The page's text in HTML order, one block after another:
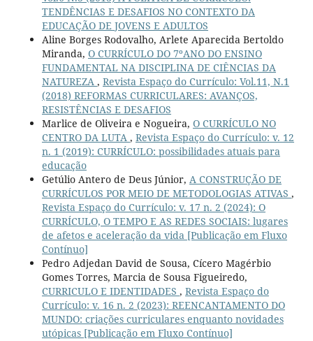
TENDÊNCIAS E DESAFIOS NO CONTEXTO DA
EDUCAÇÃO DE JOVENS E ADULTOS
Aline Borges Rodovalho, Arlete Aparecida Bertoldo
Miranda, O CURRÍCULO DO 7ºANO DO ENSINO
FUNDAMENTAL NA DISCIPLINA DE CIÊNCIAS DA
NATUREZA , Revista Espaço do Currículo: Vol.11, N.1
(2018) REFORMAS CURRICULARES: AVANÇOS,
RESISTÊNCIAS E DESAFIOS
Marlice de Oliveira e Nogueira, O CURRÍCULO NO
CENTRO DA LUTA , Revista Espaço do Currículo: v. 12
n. 1 (2019): CURRÍCULO: possibilidades atuais para
educação
Getúlio Antero de Deus Júnior, A CONSTRUÇÃO DE
CURRÍCULOS POR MEIO DE METODOLOGIAS ATIVAS ,
Revista Espaço do Currículo: v. 17 n. 2 (2024): O
CURRÍCULO, O TEMPO E AS REDES SOCIAIS: lugares
de afetos e aceleração da vida [Publicação em Fluxo
Contínuo]
Pedro Adjedan David de Sousa, Cícero Magérbio
Gomes Torres, Marcia de Sousa Figueiredo,
CURRICULO E IDENTIDADES , Revista Espaço do
Currículo: v. 16 n. 2 (2023): REENCANTAMENTO DO
MUNDO: criações curriculares enquanto novidades
utópicas [Publicação em Fluxo Contínuo]